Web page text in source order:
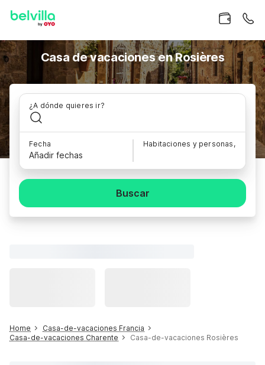
Casa de vacaciones en Rosières
¿A dónde quieres ir?
Fecha
Añadir fechas
Habitaciones y personas,
Buscar
Home
Casa-de-vacaciones Francia
Casa-de-vacaciones Charente
Casa-de-vacaciones Rosières